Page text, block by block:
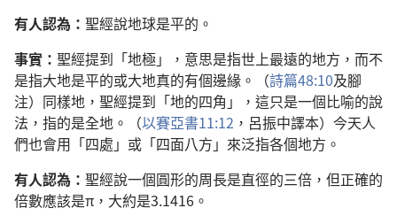
有人認為： 聖經說地球是平的。
事實： 聖經提到「地極」，意思是指世上最遠的地方，而不
是指大地是平的或大地真的有個邊緣。（詩篇48:10及腳
注）同樣地，聖經提到「地的四角」，這只是一個比喻的說
法，指的是全地。（以賽亞書11:12 ，呂振中譯本）今天人
們也會用「四處」或「四面八方」來泛指各個地方。
有人認為： 聖經說一個圓形的周長是直徑的三倍，但正確的
倍數應該是π，大約是3.1416。